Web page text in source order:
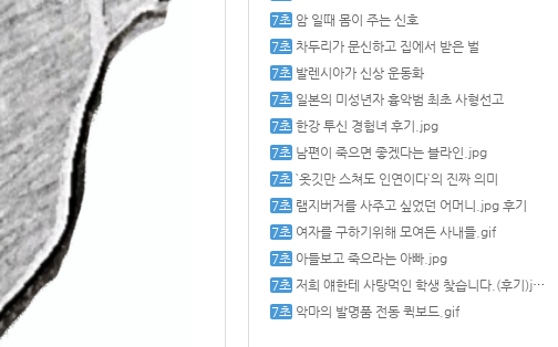
암 일때 몸이 주는 신호
차두리가 문신하고 집에서 받은 벌
발렌시아가 신상 운동화
일본의 미성년자 흉악범 최초 사형선고
한강 투신 경험녀 후기.jpg
남편이 죽으면 좋겠다는 블라인.jpg
`옷깃만 스쳐도 인연이다`의 진짜 의미
램지버거를 사주고 싶었던 어머니.jpg 후기
여자를 구하기위해 모여든 사내들.gif
아들보고 죽으라는 아빠.jpg
저희 얘한테 사탕먹인 학생 찾습니다.(후기)jpg
악마의 발명품 전동 퀵보드.gif